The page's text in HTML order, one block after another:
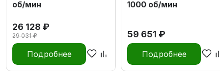
об/мин
26 128 ₽
29 031 ₽
Подробнее
1000 об/мин
59 651 ₽
Подробнее